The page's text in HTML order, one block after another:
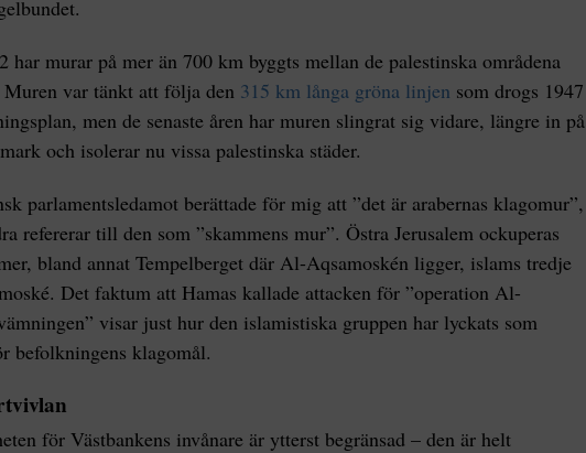
har murar på mer än 700 km byggts mellan de palestinska områdena
var tänkt att följa den 315 km långa gröna linjen som drogs 1947
men de senaste åren har muren slingrat sig vidare, längre in på
och isolerar nu vissa palestinska städer.
parlamentsledamot berättade för mig att ”det är arabernas klagomur”,
refererar till den som ”skammens mur”. Östra Jerusalem ockuperas
bland annat Tempelberget där Al-Aqsamoskén ligger, islams tredje
Det faktum att Hamas kallade attacken för ”operation Al-
visar just hur den islamistiska gruppen har lyckats som
befolkningens klagomål.
för Västbankens invånare är ytterst begränsad – den är helt